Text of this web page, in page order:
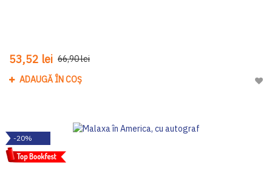
53,52 lei 66,90 lei
ADAUGĂ ÎN COȘ
-20%